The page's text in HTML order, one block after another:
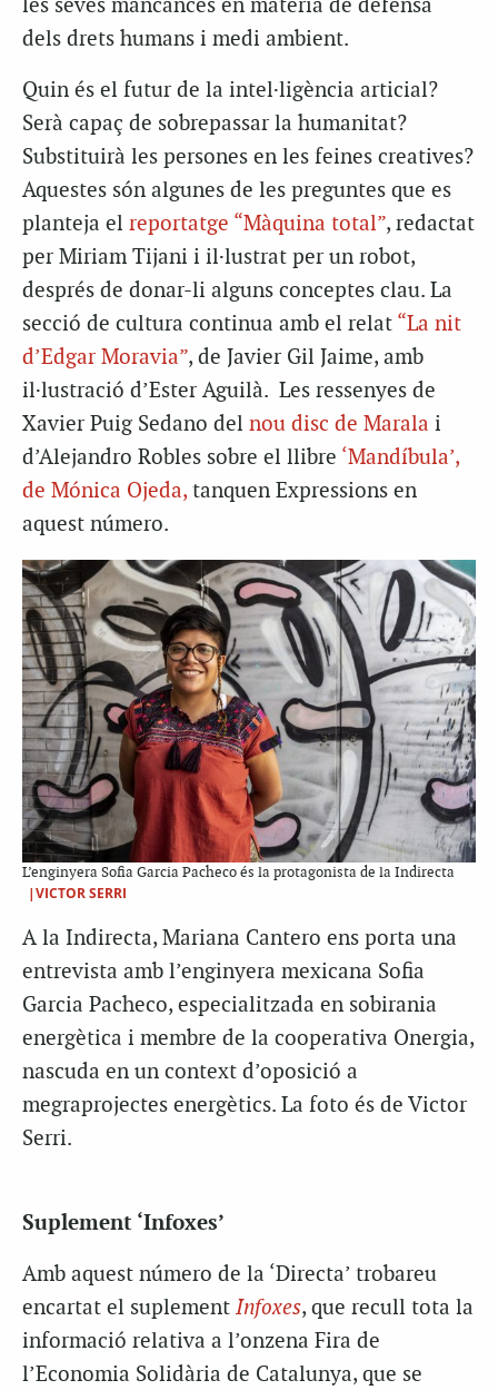
les seves mancances en matèria de defensa
dels drets humans i medi ambient.
Quin és el futur de la intel·ligència articial?
Serà capaç de sobrepassar la humanitat?
Substituirà les persones en les feines creatives?
Aquestes són algunes de les preguntes que es
planteja el reportatge “Màquina total”, redactat
per Miriam Tijani i il·lustrat per un robot,
després de donar-li alguns conceptes clau. La
secció de cultura continua amb el relat “La nit
d’Edgar Moravia”, de Javier Gil Jaime, amb
il·lustració d’Ester Aguilà. Les ressenyes de
Xavier Puig Sedano del nou disc de Marala i
d’Alejandro Robles sobre el llibre ‘Mandíbula’,
de Mónica Ojeda, tanquen Expressions en
aquest número.
L’enginyera Sofia Garcia Pacheco és la protagonista de la Indirecta
|VICTOR SERRI
A la Indirecta, Mariana Cantero ens porta una
entrevista amb l’enginyera mexicana Sofia
Garcia Pacheco, especialitzada en sobirania
energètica i membre de la cooperativa Onergia,
nascuda en un context d’oposició a
megraprojectes energètics. La foto és de Victor
Serri.
Suplement ‘Infoxes’
Amb aquest número de la ‘Directa’ trobareu
encartat el suplement Infoxes, que recull tota la
informació relativa a l’onzena Fira de
l’Economia Solidària de Catalunya, que se